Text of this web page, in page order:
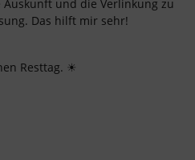
und die Verlinkung zu
Das hilft mir sehr!
Resttag. ☀